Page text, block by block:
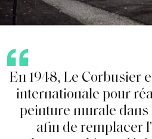
En 1948, Le Corbusiere
internationale pour ré
peinture murale dans
afn de remplacerl'